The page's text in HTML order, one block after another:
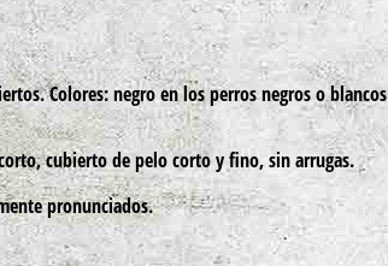
Colores: negro en los perros negros o
cubierto de pelo corto y fino, sin arrugas.
pronunciados.